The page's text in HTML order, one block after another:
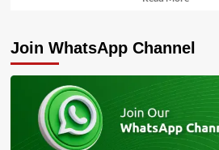
Join WhatsApp Channel